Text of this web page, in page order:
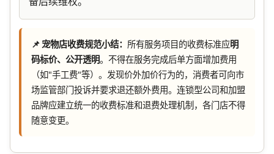
📌 宠物店收费规范小结： 所有服务项目的收费标准应明
码标价、公开透明。不得在服务完成后单方面增加费用
（如"手工费"等）。发现价外加价行为的，消费者可向市
场监管部门投诉并要求退还额外费用。连锁型公司和加盟
品牌应建立统一的收费标准和退费处理机制，各门店不得
随意变更。